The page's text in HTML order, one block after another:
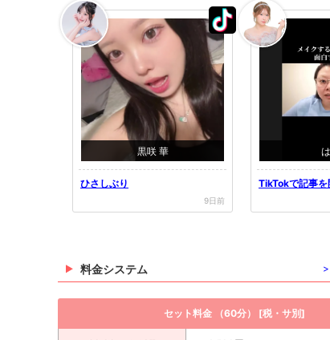
黒咲 華
ひさしぶり
9日前
TikTokで記事
料金システム >
セット料金 （60分） [税・サ別]